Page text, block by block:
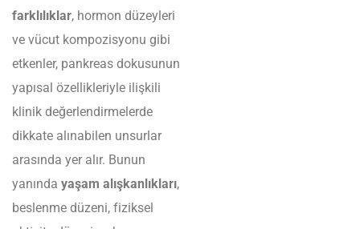
farklılıklar, hormon düzeyleri
ve vücut kompozisyonu gibi
etkenler, pankreas dokusunun
yapısal özellikleriyle ilişkili
klinik değerlendirmelerde
dikkate alınabilen unsurlar
arasında yer alır. Bunun
yanında yaşam alışkanlıkları,
beslenme düzeni, fiziksel